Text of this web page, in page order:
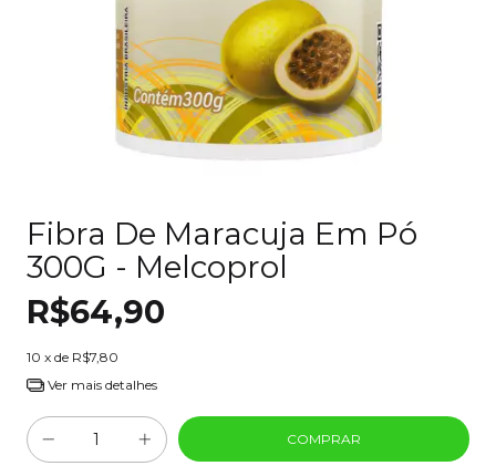
Fibra De Maracuja Em Pó
300G - Melcoprol
R$64,90
10 x de R$7,80
Ver mais detalhes